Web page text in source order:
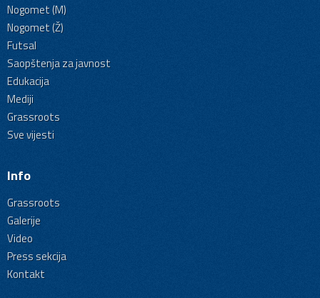
Nogomet (M)
Nogomet (Ž)
Futsal
Saopštenja za javnost
Edukacija
Mediji
Grassroots
Sve vijesti
Info
Grassroots
Galerije
Video
Press sekcija
Kontakt